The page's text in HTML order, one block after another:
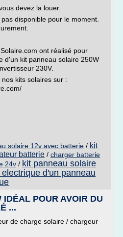
devez la louer.
disponible pour le moment.
ont réalisé pour
d'un kit panneau solaire 250W
230V.
kits solaires sur :
solaire 12v avec batterie / kit
batterie / charger batterie
24v / kit panneau solaire
d'un panneau
POUR AVOIR DU
...
de charge solaire / chargeur